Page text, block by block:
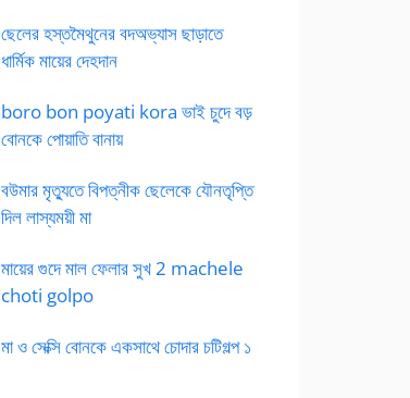
ছেলের হস্তমৈথুনের বদঅভ্যাস ছাড়াতে
ধার্মিক মায়ের দেহদান
boro bon poyati kora ভাই চুদে বড়
বোনকে পোয়াতি বানায়
বউমার মৃত্যুতে বিপত্নীক ছেলেকে যৌনতৃপ্তি
দিল লাস্যময়ী মা
মায়ের গুদে মাল ফেলার সুখ 2 machele
choti golpo
মা ও সেক্সি বোনকে একসাথে চোদার চটিগল্প ১